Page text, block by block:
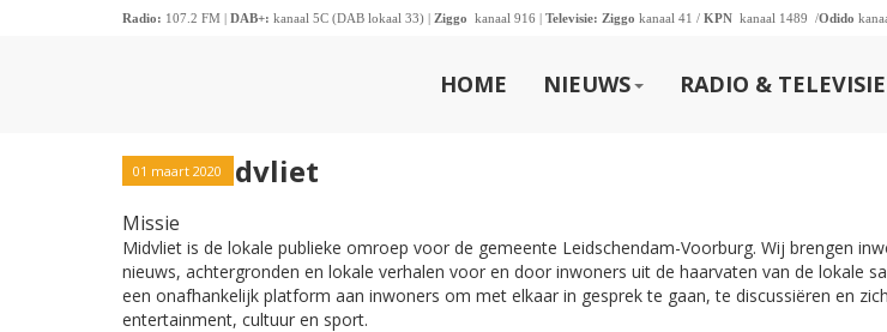
Radio: 107.2 FM | DAB+: kanaal 5C (DAB lokaal 33) | Ziggo kanaal 916 | Televisie: Ziggo kanaal 41 / KPN kanaal 1489 /Odido
HOME NIEUWS RADIO & TELEVISIE
01 maart 2020
Over Midvliet
Missie
Midvliet is de lokale publieke omroep voor de gemeente Leidschendam-Voorburg. Wij brengen
nieuws, achtergronden en lokale verhalen voor en door inwoners uit de haarvaten van de lokale
een onafhankelijk platform aan inwoners om met elkaar in gesprek te gaan, te discussiëren en
entertainment, cultuur en sport.